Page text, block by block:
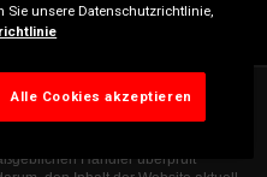
allgemeiner Natur und dienen
Informationen sind nicht
Händler überprüft
Sie unsere Datenschutzrichtlinie,
Alle Cookies akzeptieren